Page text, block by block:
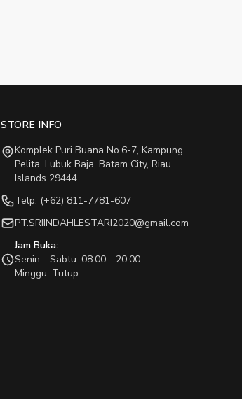
STORE INFO
Komplek Puri Buana No.6-7, Kampung
Pelita, Lubuk Baja, Batam City, Riau
Islands 29444
Telp: (+62) 811-7781-607
PT.SRIINDAHLESTARI2020@gmail.com
Jam Buka:
Senin - Sabtu: 08:00 - 20:00
Minggu: Tutup